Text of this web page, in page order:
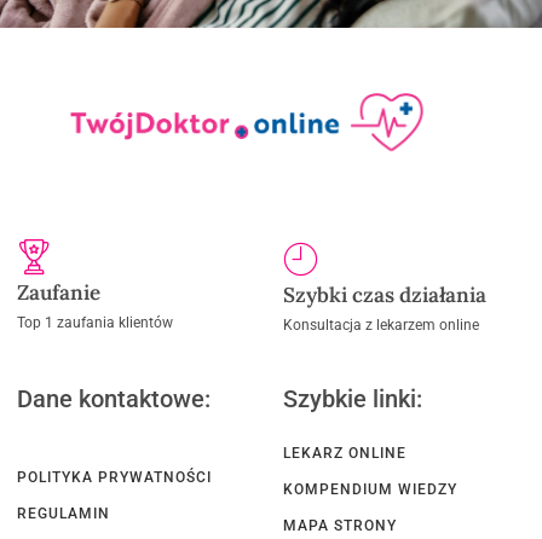
Zaufanie
Top 1 zaufania klientów
Szybki czas działania
Konsultacja z lekarzem online
Dane kontaktowe:
POLITYKA PRYWATNOŚCI
REGULAMIN
Szybkie linki:
LEKARZ ONLINE
KOMPENDIUM WIEDZY
MAPA STRONY